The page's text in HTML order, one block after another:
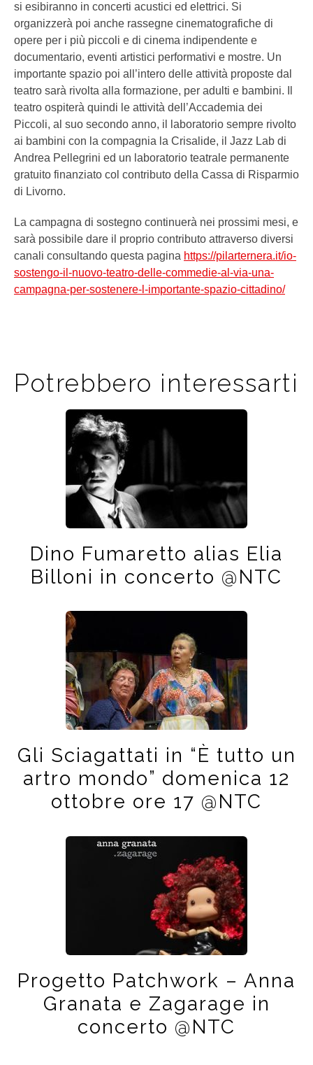
si esibiranno in concerti acustici ed elettrici. Si
organizzerà poi anche rassegne cinematografiche di
opere per i più piccoli e di cinema indipendente e
documentario, eventi artistici performativi e mostre. Un
importante spazio poi all’intero delle attività proposte dal
teatro sarà rivolta alla formazione, per adulti e bambini. Il
teatro ospiterà quindi le attività dell’Accademia dei
Piccoli, al suo secondo anno, il laboratorio sempre rivolto
ai bambini con la compagnia la Crisalide, il Jazz Lab di
Andrea Pellegrini ed un laboratorio teatrale permanente
gratuito finanziato col contributo della Cassa di Risparmio
di Livorno.
La campagna di sostegno continuerà nei prossimi mesi, e
sarà possibile dare il proprio contributo attraverso diversi
canali consultando questa pagina https://pilarternera.it/io-
sostengo-il-nuovo-teatro-delle-commedie-al-via-una-
campagna-per-sostenere-l-importante-spazio-cittadino/
Potrebbero interessarti
Dino Fumaretto alias Elia
Billoni in concerto @NTC
Gli Sciagattati in “È tutto un
artro mondo” domenica 12
ottobre ore 17 @NTC
Progetto Patchwork – Anna
Granata e Zagarage in
concerto @NTC